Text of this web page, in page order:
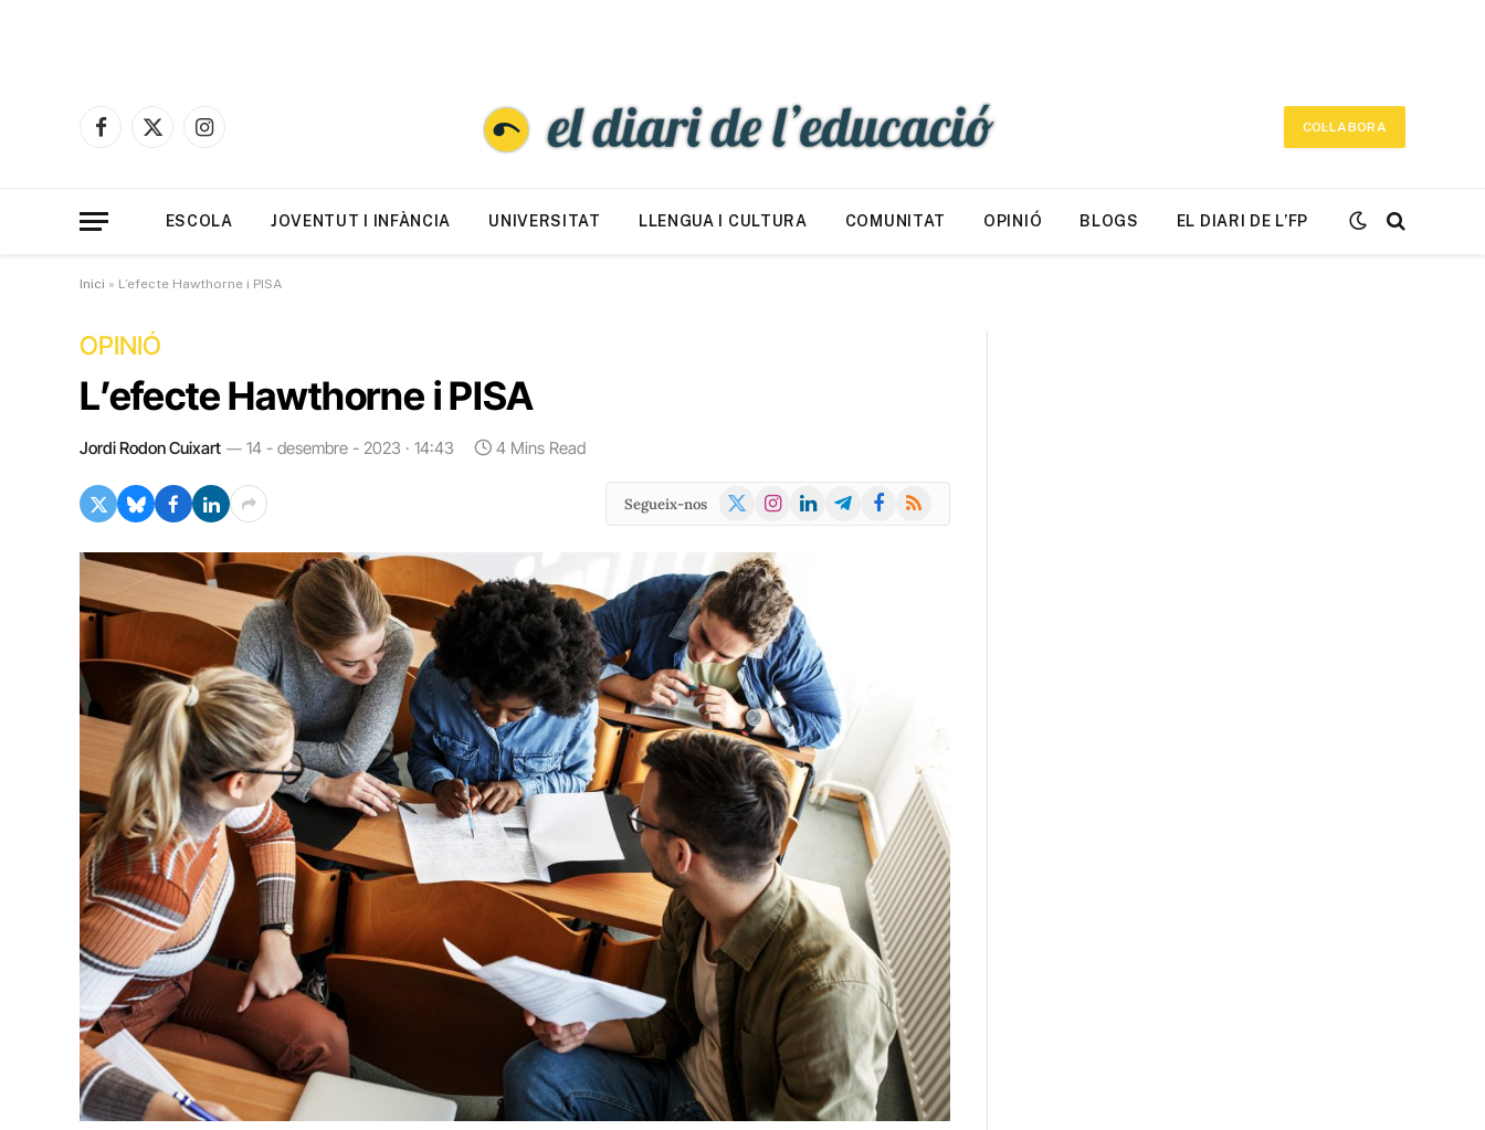
Facebook
X
Instagram
COL·LABORA
ESCOLA JOVENTUT I INFÀNCIA UNIVERSITAT LLENGUA I CULTURA COMUNITAT OPINIÓ BLOGS EL DIARI DE L’FP
Inici » L’efecte Hawthorne i PISA
OPINIÓ
L’efecte Hawthorne i PISA
Jordi Rodon Cuixart 14 - desembre - 2023 · 14:43 4 Mins Read
Segueix-nos
X
Instagram
LinkedInTelegramFacebook
RSS